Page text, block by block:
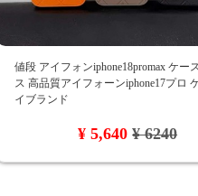
値段 アイフォンiphone18promax ケー
ス 高品質アイフォーンiphone17プロ
イブランド
¥ 5,640¥ 6240